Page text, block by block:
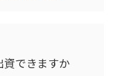
資できますか